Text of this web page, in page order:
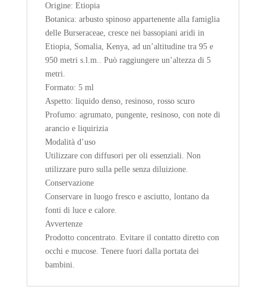
Origine: Etiopia
Botanica: arbusto spinoso appartenente alla famiglia
delle Burseraceae, cresce nei bassopiani aridi in
Etiopia, Somalia, Kenya, ad un’altitudine tra 95 e
950 metri s.l.m.. Può raggiungere un’altezza di 5
metri.
Formato: 5 ml
Aspetto: liquido denso, resinoso, rosso scuro
Profumo: agrumato, pungente, resinoso, con note di
arancio e liquirizia
Modalità d’uso
Utilizzare con diffusori per oli essenziali. Non
utilizzare puro sulla pelle senza diluizione.
Conservazione
Conservare in luogo fresco e asciutto, lontano da
fonti di luce e calore.
Avvertenze
Prodotto concentrato. Evitare il contatto diretto con
occhi e mucose. Tenere fuori dalla portata dei
bambini.